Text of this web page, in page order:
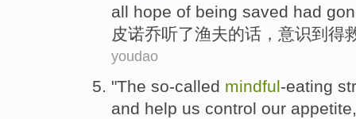
all hope of being saved had
皮诺乔听了渔夫的话 ，意识到 得
youdao
"The so-called mindful-eating
and help us control our appetite